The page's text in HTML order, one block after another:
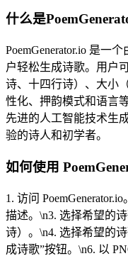
什么是
PoemGenerator.io 是一
户轻松生成诗歌。用户
诗、十四行诗）、大小
性化、押韵模式和语言
先进的人工智能技术生
验的诗人和初学者。
如何使用
1. 访问
描述。\n3. 选择希望的
诗）。\n4. 选择希望的
成诗歌”按钮。\n6. 以